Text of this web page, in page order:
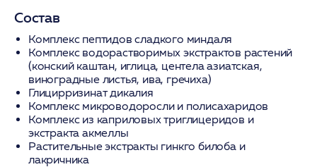
Состав
Комплекс пептидов сладкого миндаля
Комплекс водорастворимых экстрактов растений
(конский каштан, иглица, центела азиатская,
виноградные листья, ива, гречиха)
Глицирризинат дикалия
Комплекс микроводоросли и полисахаридов
Комплекс из каприловых триглицеридов и
экстракта акмеллы
Растительные экстракты гинкго билоба и
лакричника